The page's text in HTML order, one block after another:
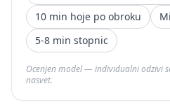
10 min hoje po obroku
5-8 min stopnic
Ocenjen model — individualni odzivi
nasvet.